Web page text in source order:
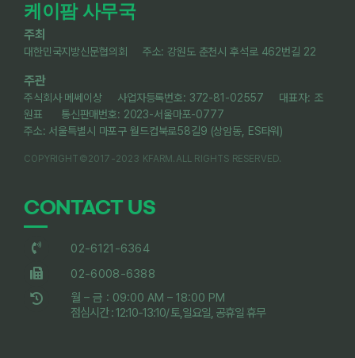
케이팜 사무국
주최
대한민국지방신문협의회 주소: 강원도 춘천시 후석로 462번길 22
주관
주식회사 메쎄이상 사업자등록번호: 372-81-02557 대표자: 조
원표 통신판매번호: 2023-서울마포-0777
주소: 서울특별시 마포구 월드컵북로58길9 (상암동, ES타워)
COPYRIGHT©2017-2023 KFARM.ALL RIGHTS RESERVED.
CONTACT US
02-6121-6364
02-6008-6388
월 – 금 : 09:00 AM – 18:00 PM
점심시간 : 12:10-13:10/ 토,일요일, 공휴일 휴무